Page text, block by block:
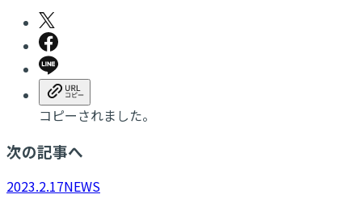
コピーされました。
次の記事へ
2023.2.17NEWS